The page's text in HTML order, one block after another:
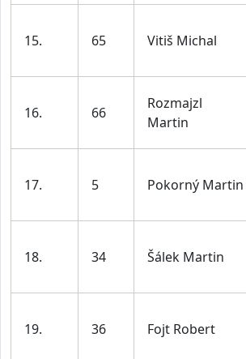
15. 65 Vitiš Michal
16. 66
Rozmajzl
Martin
17. 5 Pokorný Martin
18. 34 Šálek Martin
19. 36 Fojt Robert